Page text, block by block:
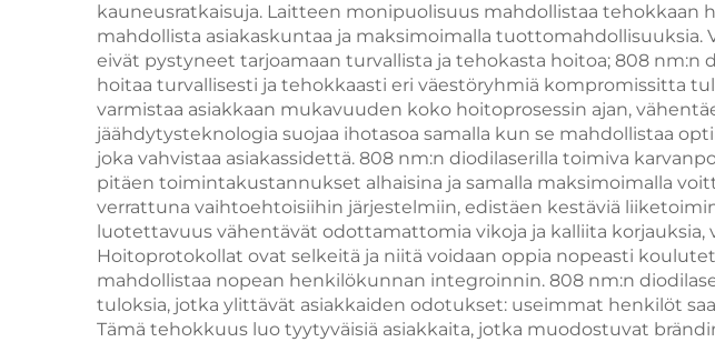
kohdatuspisteet,
aallonpituudet 755
nm, 808 nm, 940
ja 1064 nm
kauneusratkaisuja. Laitteen monipuolisuus mahdollistaa tehokkaan
mahdollista asiakaskuntaa ja maksimoimalla
eivät pystyneet tarjoamaan turvallista ja tehokasta hoitoa; 808 nm:n
hoitaa turvallisesti ja tehokkaasti eri väestöryhmiä kompromissitta
varmistaa asiakkaan mukavuuden koko hoitoprosessin ajan,
jäähdytysteknologia suojaa ihotasoa samalla kun se mahdollistaa
joka vahvistaa asiakassidettä. 808 nm:n diodilaserilla toimiva
pitäen toimintakustannukset alhaisina ja samalla maksimoimalla
verrattuna vaihtoehtoisiihin järjestelmiin, edistäen kestäviä
luotettavuus vähentävät odottamattomia vikoja ja kalliita
Hoitoprotokollat ovat selkeitä ja niitä voidaan oppia nopeasti
mahdollistaa nopean henkilökunnan integroinnin. 808 nm:n
tuloksia, jotka ylittävät asiakkaiden odotukset: useimmat henkilöt
Tämä tehokkuus luo tyytyväisiä asiakkaita, jotka muodostuvat